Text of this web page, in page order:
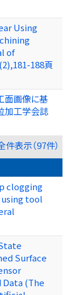
Using
of
188頁
面画像に基
加工学会誌
件表示（97件）
clogging
tool
Surface
Data (The